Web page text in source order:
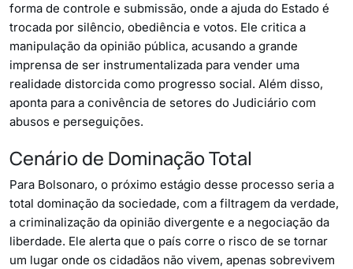
forma de controle e submissão, onde a ajuda do Estado é
trocada por silêncio, obediência e votos. Ele critica a
manipulação da opinião pública, acusando a grande
imprensa de ser instrumentalizada para vender uma
realidade distorcida como progresso social. Além disso,
aponta para a conivência de setores do Judiciário com
abusos e perseguições.
Cenário de Dominação Total
Para Bolsonaro, o próximo estágio desse processo seria a
total dominação da sociedade, com a filtragem da verdade,
a criminalização da opinião divergente e a negociação da
liberdade. Ele alerta que o país corre o risco de se tornar
um lugar onde os cidadãos não vivem, apenas sobrevivem